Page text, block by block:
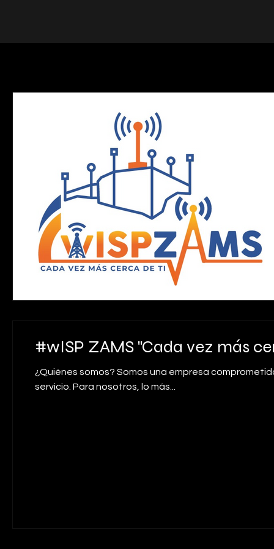
#wISP ZAMS "Cada vez más
¿Quiénes somos? Somos una empresa
servicio. Para nosotros, lo más...